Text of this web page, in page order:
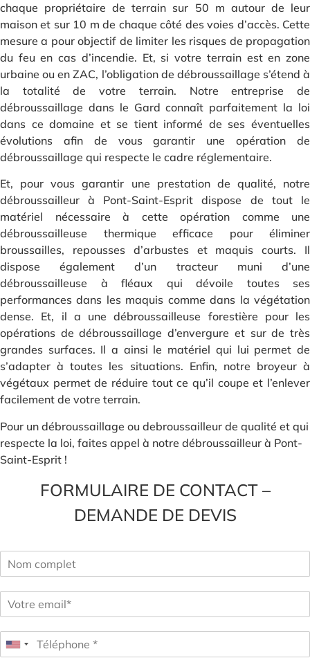
chaque propriétaire de terrain sur 50 m autour de leur
maison et sur 10 m de chaque côté des voies d’accès. Cette
mesure a pour objectif de limiter les risques de propagation
du feu en cas d’incendie. Et, si votre terrain est en zone
urbaine ou en ZAC, l’obligation de débroussaillage s’étend à
la totalité de votre terrain. Notre entreprise de
débroussaillage dans le Gard connaît parfaitement la loi
dans ce domaine et se tient informé de ses éventuelles
évolutions afin de vous garantir une opération de
débroussaillage qui respecte le cadre réglementaire.
Et, pour vous garantir une prestation de qualité, notre
débroussailleur à Pont-Saint-Esprit dispose de tout le
matériel nécessaire à cette opération comme une
débroussailleuse thermique efficace pour éliminer
broussailles, repousses d’arbustes et maquis courts. Il
dispose également d’un tracteur muni d’une
débroussailleuse à fléaux qui dévoile toutes ses
performances dans les maquis comme dans la végétation
dense. Et, il a une débroussailleuse forestière pour les
opérations de débroussaillage d’envergure et sur de très
grandes surfaces. Il a ainsi le matériel qui lui permet de
s’adapter à toutes les situations. Enfin, notre broyeur à
végétaux permet de réduire tout ce qu’il coupe et l’enlever
facilement de votre terrain.
Pour un débroussaillage ou debroussailleur de qualité et qui
respecte la loi, faites appel à notre débroussailleur à Pont-
Saint-Esprit !
FORMULAIRE DE CONTACT –
DEMANDE DE DEVIS